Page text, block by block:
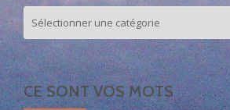
notre
site
CE SONT VOS MOTS